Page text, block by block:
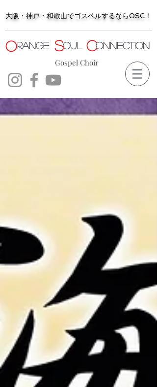
大阪・神戸・和歌山でゴスペルするならOSC！
rangeoulonnection
O S C
Gospel Choir